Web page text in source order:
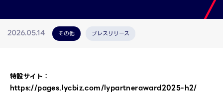
2026.05.14 その他 プレスリリース
特設サイト：
https://pages.lycbiz.com/lypartneraward2025-h2/